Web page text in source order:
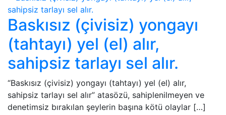
Baskısız (çivisiz) yongayı
(tahtayı) yel (el) alır,
sahipsiz tarlayı sel alır.
“Baskısız (çivisiz) yongayı (tahtayı) yel (el) alır,
sahipsiz tarlayı sel alır” atasözü, sahiplenilmeyen ve
denetimsiz bırakılan şeylerin başına kötü olaylar […]